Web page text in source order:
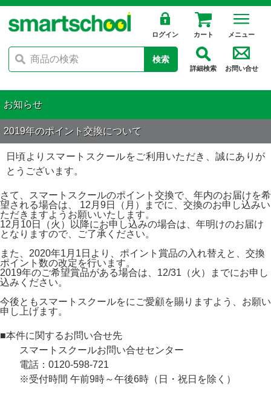
ログイン カート メニュー
検索
詳細検索 お問い合せ
お知らせ
2019年のポイント交換について
日頃よりスマートスクールをご利用いただき、誠にありが
とうございます。
さて、スマートスクールのポイント交換で、年内のお届けを希
望される場合は、 12月9日（月）までに、交換のお申し込みい
ただきますようお願いいたします。
12月10日（火）以降にお申し込みの場合は、年明けのお届け
となりますので、ご了承ください。
また、2020年1月1日より、ポイント賞品の入れ替えと、交換
ポイント数の改定を行います。
2019年のご希望賞品がある場合は、12/31（火）までにお申し
込みください。
今後ともスマートスクールをにご愛顧を賜りますよう、お願い
申し上げます。
■本件に関するお問い合せ先
スマートスクールお問い合せセンター
電話：0120-598-721
※受付時間 午前9時～午後6時（日・祝日を除く）